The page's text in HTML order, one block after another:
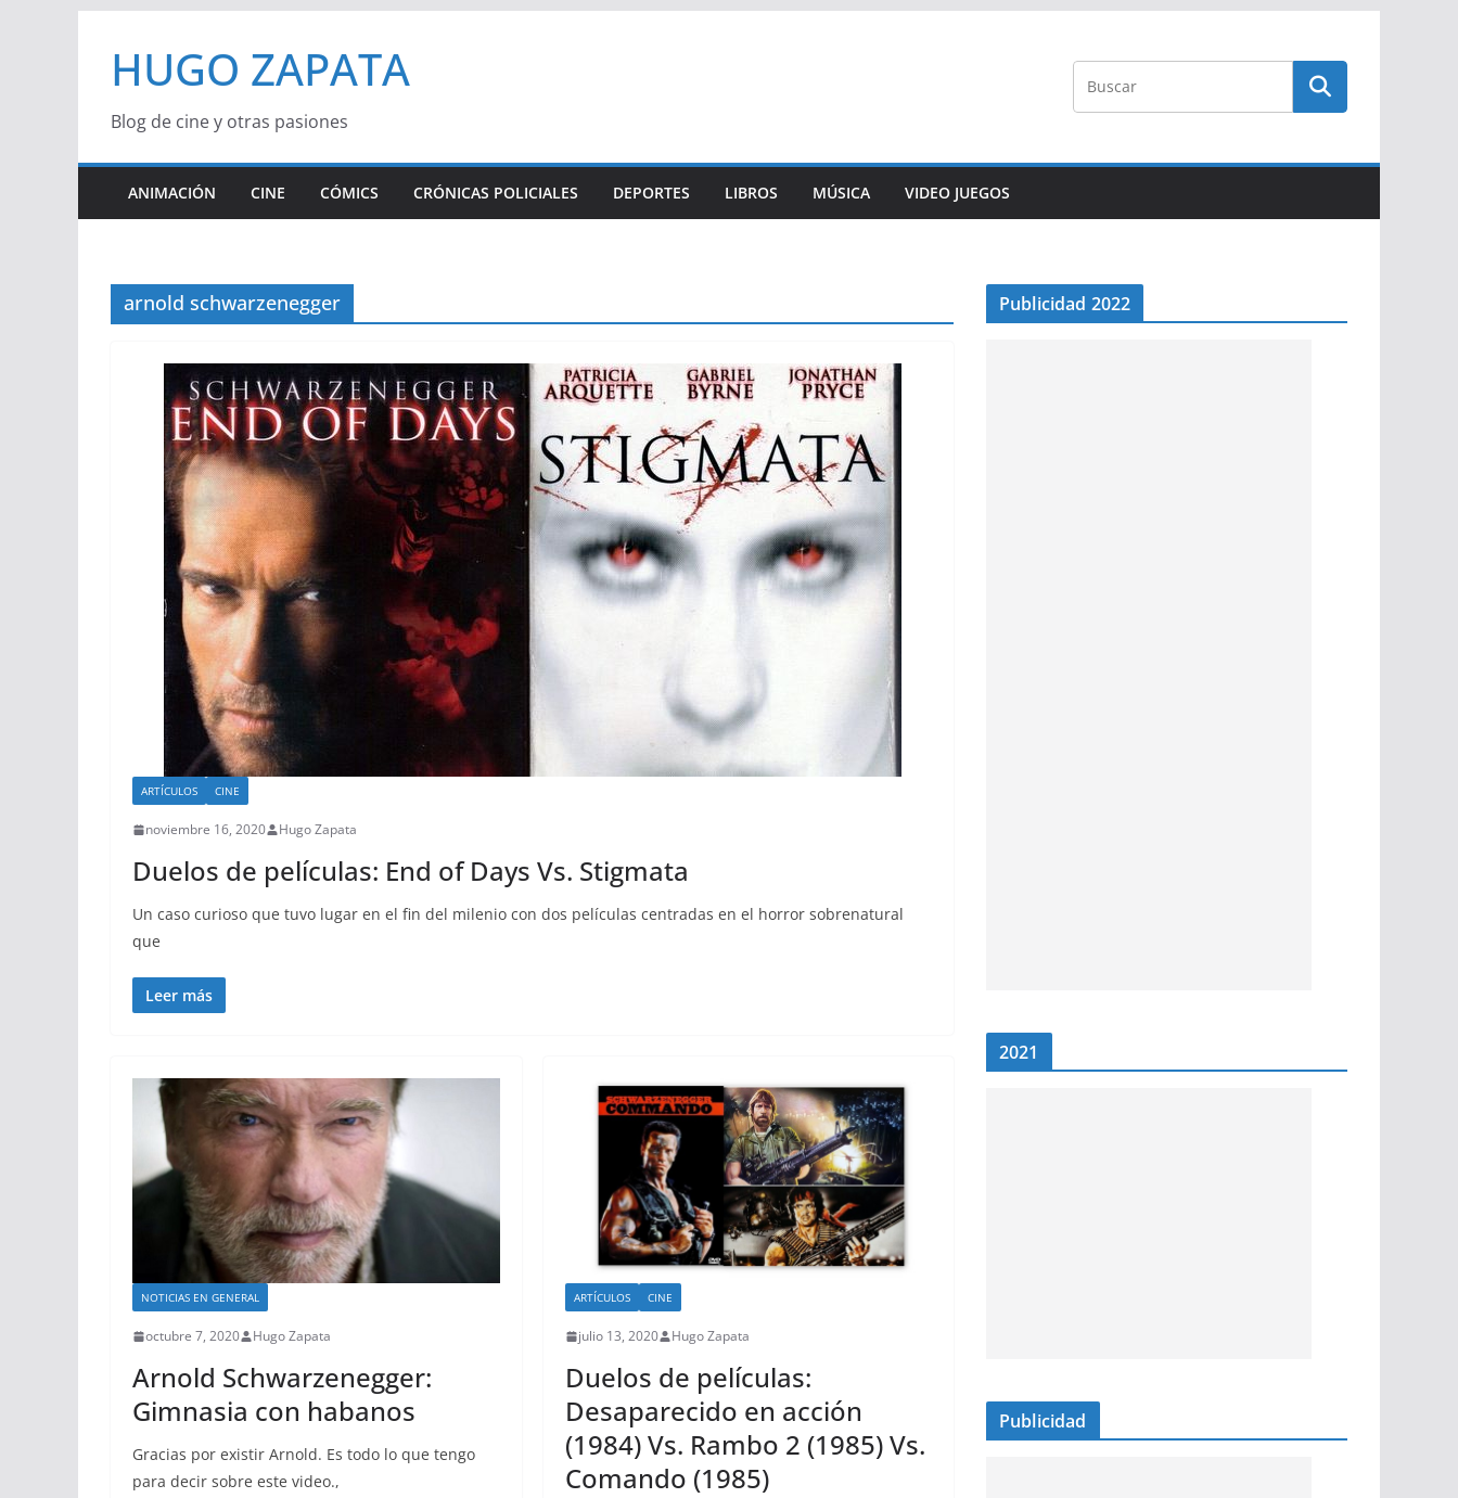
contenido
HUGO ZAPATA
Blog de cine y otras pasiones
ANIMACIÓN CINE CÓMICS CRÓNICAS POLICIALES DEPORTES LIBROS MÚSICA VIDEO JUEGOS
arnold schwarzenegger
ARTÍCULOS CINE
noviembre 16, 2020 Hugo Zapata
Duelos de películas: End of Days Vs. Stigmata
Un caso curioso que tuvo lugar en el fin del milenio con dos películas centradas en el horror sobrenatural
que
Leer más
NOTICIAS EN GENERAL
octubre 7, 2020 Hugo Zapata
Arnold Schwarzenegger:
Gimnasia con habanos
Gracias por existir Arnold. Es todo lo que tengo
para decir sobre este video.,
ARTÍCULOS CINE
julio 13, 2020 Hugo Zapata
Duelos de películas:
Desaparecido en acción
(1984) Vs. Rambo 2 (1985) Vs.
Comando (1985)
Publicidad 2022
2021
Publicidad